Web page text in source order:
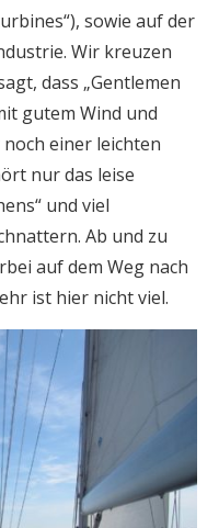
sowie auf der
Wir kreuzen
dass „Gentlemen
gutem Wind und
einer leichten
nur das leise
und viel
Ab und zu
auf dem Weg nach
ist hier nicht viel.